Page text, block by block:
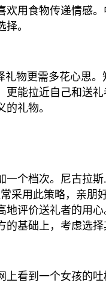
欢用食物传递情感
。
礼物更需多花心思
能拉近自己和送
礼物。
一个档次。尼古拉
采用此策略，亲
地评价送礼者的用
基础上，考虑选
上看到一个女孩的